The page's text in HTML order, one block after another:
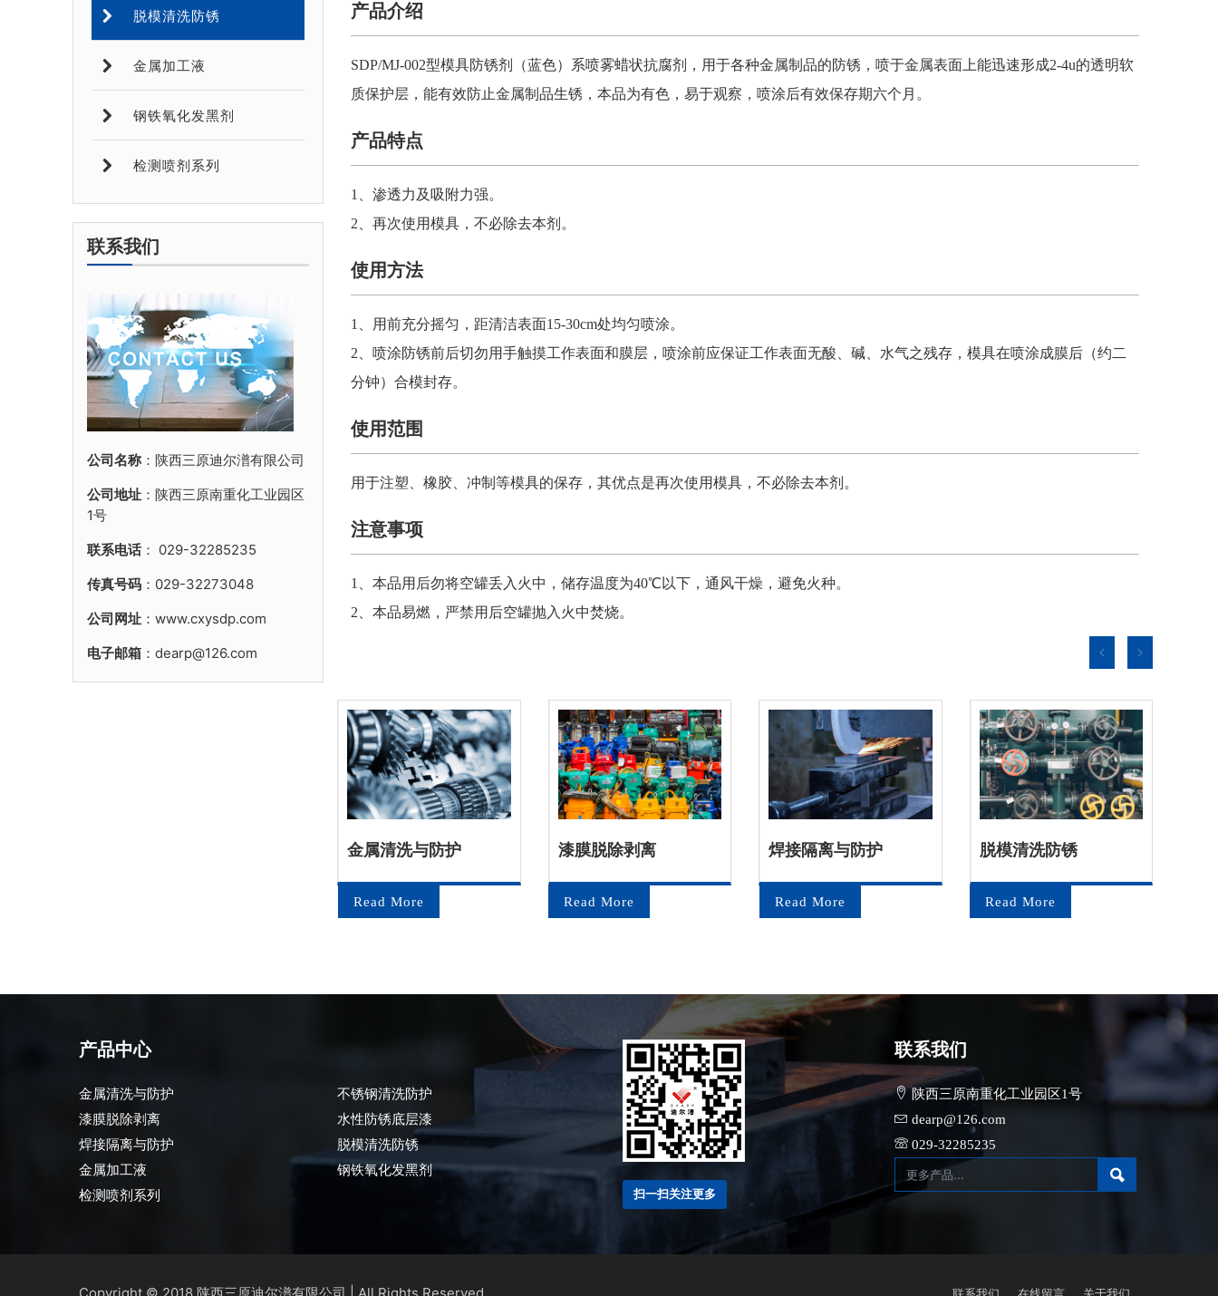
脱模清洗防锈
金属加工液
钢铁氧化发黑剂
检测喷剂系列
联系我们
公司名称：陕西三原迪尔潽有限公司
公司地址 ：陕西三原南重化工业园区
1号
联系电话： 029-32285235
传真号码 ：029-32273048
公司网址 ：www.cxysdp.com
电子邮箱 ：dearp@126.com
产品介绍
SDP/MJ-002型模具防锈剂（蓝色）系喷雾蜡状抗腐剂，用于各种金属制品的防锈，喷于金属表面上能迅速形成2-4u的透明软
质保护层，能有效防止金属制品生锈，本品为有色，易于观察，喷涂后有效保存期六个月。
产品特点
1、 渗透力及吸附力强。
2、 再次使用模具，不必除去本剂。
使用方法
1、用前充分摇匀，距清洁表面15-30cm处均匀喷涂。
2、喷涂防锈前后切勿用手触摸工作表面和膜层，喷涂前应保证工作表面无酸、碱、水气之残存，模具在喷涂成膜后（约二
分钟）合模封存。
使用范围
用于注塑、橡胶、冲制等模具的保存，其优点是再次使用模具，不必除去本剂。
注意事项
1、本品用后勿将空罐丢入火中，储存温度为40℃以下，通风干燥，避免火种。
2、本品易燃，严禁用后空罐抛入火中焚烧。
金属清洗与防护
Read More
漆膜脱除剥离
Read More
焊接隔离与防护
Read More
脱模清洗防锈
Read More
产品中心
金属清洗与防护
不锈钢清洗防护
漆膜脱除剥离
水性防锈底层漆
焊接隔离与防护
脱模清洗防锈
金属加工液
钢铁氧化发黑剂
检测喷剂系列
扫一扫关注更多
联系我们
陕西三原南重化工业园区1号
dearp@126.com
029-32285235
陕西三原迪尔潽有限公司